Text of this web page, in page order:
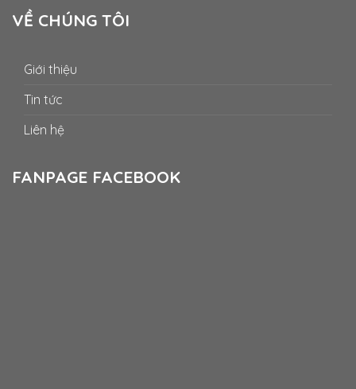
VỀ CHÚNG TÔI
Giới thiệu
Tin tức
Liên hệ
FANPAGE FACEBOOK